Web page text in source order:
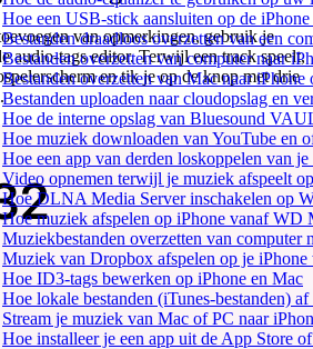
Hoe een USB-stick aansluiten op de
Bestanden draadloos overzetten van een
Bestanden overzetten van computer naar
Bestanden overzetten van Mac naar
Bestanden uploaden naar cloudopslag en
Hoe de interne opslag van Bluesound
Hoe muziek downloaden van YouTube en
Hoe een app van derden loskoppelen van
Video opnemen terwijl je muziek afspeelt
Hoe DLNA Media Server inschakelen op
Hoe muziek afspelen op iPhone vanaf WD
Muziekbestanden overzetten van
Muziek van Dropbox afspelen op je
Hoe ID3-tags bewerken op iPhone en Mac
Hoe lokale bestanden (iTunes-bestanden)
Stream je muziek van Mac of PC naar
Hoe installeer je een app uit de App Store
van opmerkingen, gebruik je
audio-tags editor. Terwijl een track speelt,
en tik je op de knop met drie